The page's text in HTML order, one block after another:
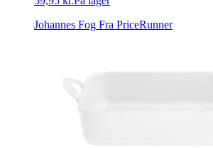
Johannes Fog Fra PriceRunner